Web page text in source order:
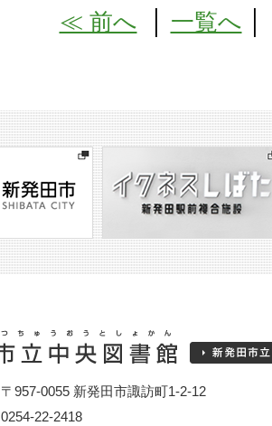
≪ 前へ 一覧へ
〒957-0055 新発田市諏訪町1-2-12
0254-22-2418